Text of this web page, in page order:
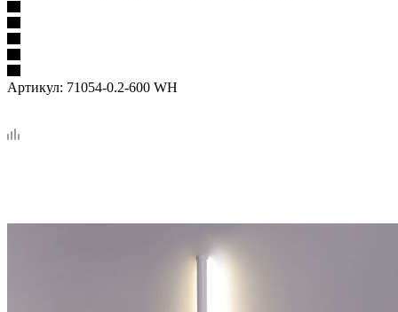
Артикул: 71054-0.2-600 WH